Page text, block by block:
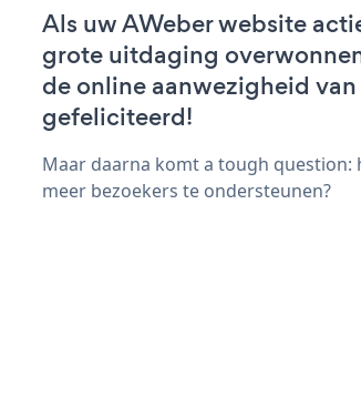
Als uw AWeber website
grote uitdaging
de online aanwezigheid
gefeliciteerd!
Maar daarna komt a tough question:
meer bezoekers te ondersteunen?